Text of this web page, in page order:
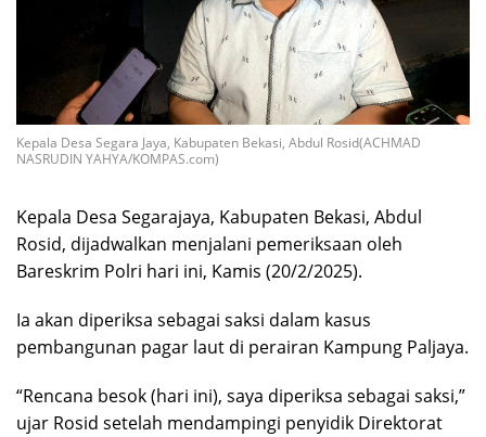
Kepala Desa Segara Jaya, Kabupaten Bekasi, Abdul Rosid(ACHMAD
NASRUDIN YAHYA/KOMPAS.com)
Kepala Desa Segarajaya, Kabupaten Bekasi, Abdul
Rosid, dijadwalkan menjalani pemeriksaan oleh
Bareskrim Polri hari ini, Kamis (20/2/2025).
Ia akan diperiksa sebagai saksi dalam kasus
pembangunan pagar laut di perairan Kampung Paljaya.
“Rencana besok (hari ini), saya diperiksa sebagai saksi,”
ujar Rosid setelah mendampingi penyidik Direktorat